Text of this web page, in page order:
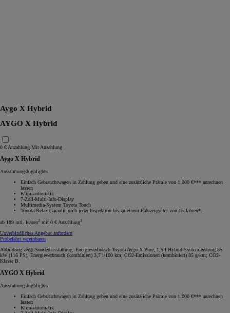
Aygo X Hybrid
AYGO X Hybrid
0 € Anzahlung Mit Anzahlung
Aygo X Hybrid
Ausstattungshighlights
Einfach Gebrauchtwagen in Zahlung geben und eine zusätzliche Prämie von 1.000 €*** anrechnen
lassen
Klimaautomatik
7-Zoll-Multi-Info-Display
Multimedia-System Toyota Touch
Toyota Relax Garantie nach jeder Inspektion bis zu einem Fahrzeugalter von 15 Jahren*.
ab 189 mtl. leasen2 mit 0 € Anzahlung1
Unverbindliches Angebot anfordern
Probefahrt vereinbaren
Abbildung zeigt Sonderausstattung. Energieverbrauch Toyota Aygo X Pure, 1,5 l Hybrid Systemleistung 85
kW (116 PS), Energieverbrauch (kombiniert) 3,7 l/100 km; CO2-Emissionen (kombiniert) 85 g/km; CO2-
Klasse B.
AYGO X Hybrid
Ausstattungshighlights
Einfach Gebrauchtwagen in Zahlung geben und eine zusätzliche Prämie von 1.000 €*** anrechnen
lassen
Klimaautomatik